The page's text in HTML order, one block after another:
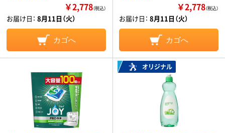
￥2,778（税込）
お届け日： 8月11日（火）
カゴへ
￥2,778（税込）
お届け日： 8月11日（火）
カゴへ
オリジナル